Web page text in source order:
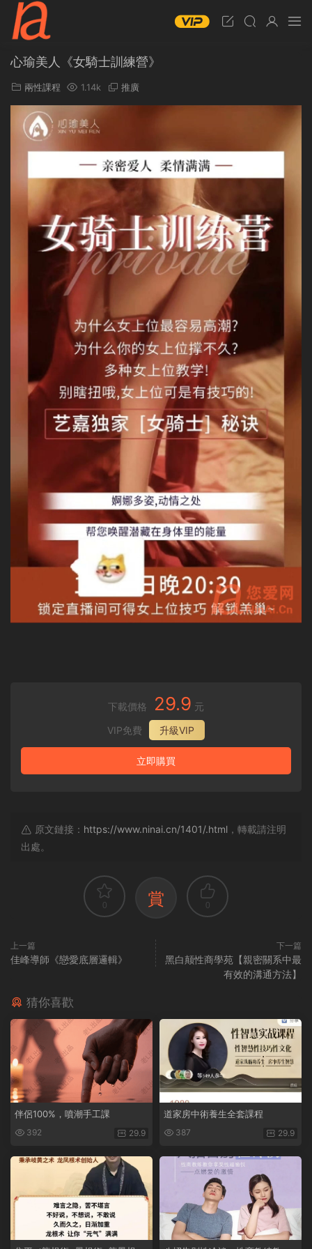
心瑜美人《女騎士訓練營》
兩性課程 1.14k 推廣
下載價格 29.9 元
VIP免費
升級VIP
立即購買
原文鏈接： https://www.ninai.cn/1401/.html ，轉載請注明
出處。
0 賞 0
上一篇
佳峰導師《戀愛底層邏輯》
下一篇
黑白颠性商學苑【親密關系中最
有效的溝通方法】
猜你喜歡
伴侶100%，噴潮手工課
392 29.9
道家房中術養生全套課程
387 29.9